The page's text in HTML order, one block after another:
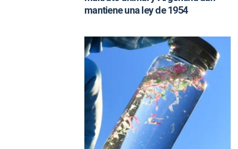
mantiene una ley de 1954